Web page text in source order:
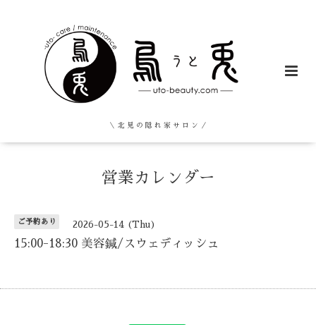
＼ 北 見 の 隠 れ 家 サ ロ ン ／
営業カレンダー
ご予約あり 2026-05-14 (Thu)
15:00-18:30 美容鍼/スウェディッシュ